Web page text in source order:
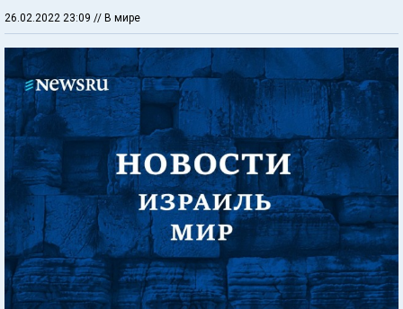
26.02.2022 23:09 // В мире